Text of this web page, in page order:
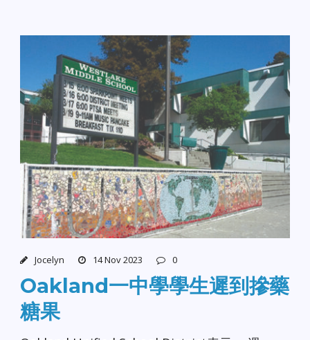
Jocelyn 14 Nov 2023 0
Oakland一中學學生遲到摻藥
糖果